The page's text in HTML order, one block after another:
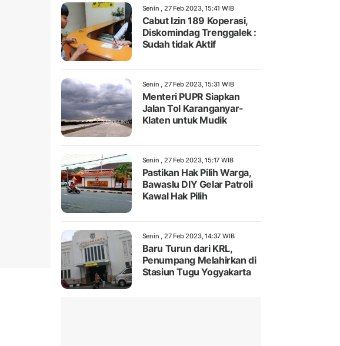
Senin , 27 Feb 2023, 15:41 WIB
Cabut Izin 189 Koperasi,
Diskomindag Trenggalek :
Sudah tidak Aktif
Senin , 27 Feb 2023, 15:31 WIB
Menteri PUPR Siapkan
Jalan Tol Karanganyar-
Klaten untuk Mudik
Senin , 27 Feb 2023, 15:17 WIB
Pastikan Hak Pilih Warga,
Bawaslu DIY Gelar Patroli
Kawal Hak Pilih
Senin , 27 Feb 2023, 14:37 WIB
Baru Turun dari KRL,
Penumpang Melahirkan di
Stasiun Tugu Yogyakarta